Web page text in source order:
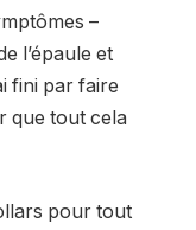
–
l’épaule et
fini par faire
que tout cela
pour tout